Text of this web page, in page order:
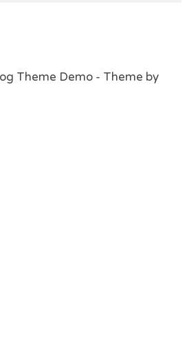
Theme Demo - Theme by